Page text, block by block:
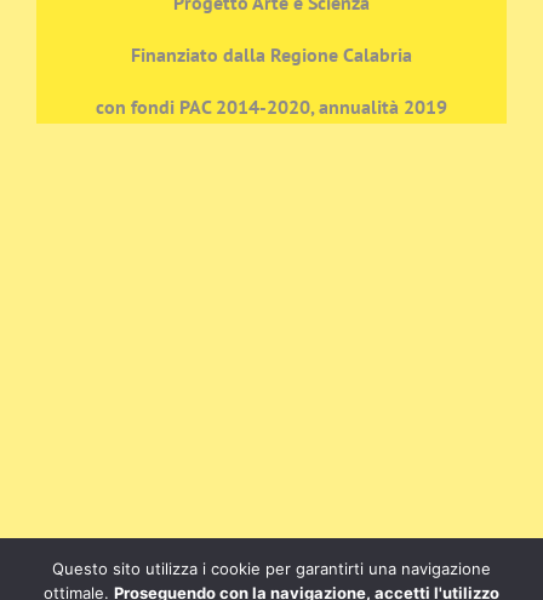
Finanziato dalla Regione Calabria
con fondi PAC 2014-2020, annualità 2019
Questo sito utilizza i cookie per garantirti una navigazione
ottimale. Proseguendo con la navigazione, accetti l'utilizzo